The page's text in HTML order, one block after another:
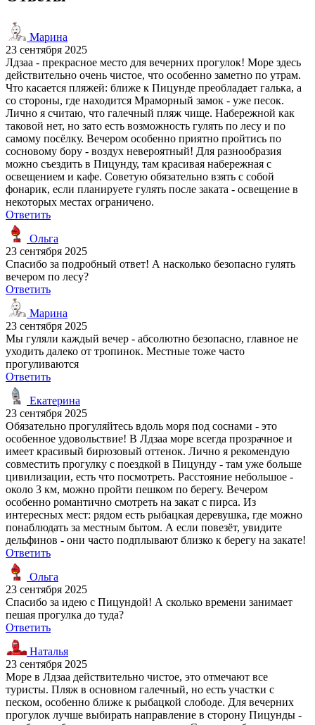
Марина
23 сентября 2025
Лдзаа - прекрасное место для вечерних прогулок! Море здесь
действительно очень чистое, что особенно заметно по утрам.
Что касается пляжей: ближе к Пицунде преобладает галька, а
со стороны, где находится Мраморный замок - уже песок.
Лично я считаю, что галечный пляж чище. Набережной как
таковой нет, но зато есть возможность гулять по лесу и по
самому посёлку. Вечером особенно приятно пройтись по
сосновому бору - воздух невероятный! Для разнообразия
можно съездить в Пицунду, там красивая набережная с
освещением и кафе. Советую обязательно взять с собой
фонарик, если планируете гулять после заката - освещение в
некоторых местах ограничено.
Ответить
Ольга
23 сентября 2025
Спасибо за подробный ответ! А насколько безопасно гулять
вечером по лесу?
Ответить
Марина
23 сентября 2025
Мы гуляли каждый вечер - абсолютно безопасно, главное не
уходить далеко от тропинок. Местные тоже часто
прогуливаются
Ответить
Екатерина
23 сентября 2025
Обязательно прогуляйтесь вдоль моря под соснами - это
особенное удовольствие! В Лдзаа море всегда прозрачное и
имеет красивый бирюзовый оттенок. Лично я рекомендую
совместить прогулку с поездкой в Пицунду - там уже больше
цивилизации, есть что посмотреть. Расстояние небольшое -
около 3 км, можно пройти пешком по берегу. Вечером
особенно романтично смотреть на закат с пирса. Из
интересных мест: рядом есть рыбацкая деревушка, где можно
понаблюдать за местным бытом. А если повезёт, увидите
дельфинов - они часто подплывают близко к берегу на закате!
Ответить
Ольга
23 сентября 2025
Спасибо за идею с Пицундой! А сколько времени занимает
пешая прогулка до туда?
Ответить
Наталья
23 сентября 2025
Море в Лдзаа действительно чистое, это отмечают все
туристы. Пляж в основном галечный, но есть участки с
песком, особенно ближе к рыбацкой слободе. Для вечерних
прогулок лучше выбирать направление в сторону Пицунды -